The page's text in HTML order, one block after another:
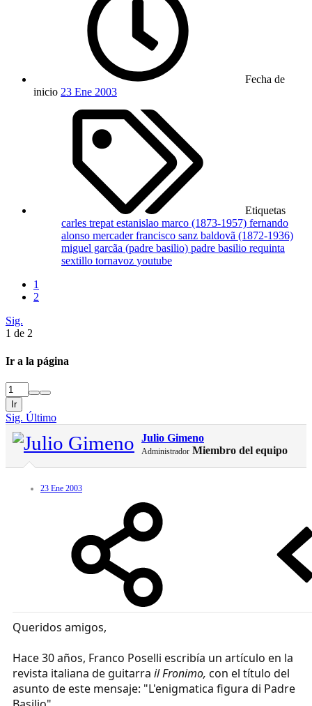
Fecha de
inicio 23 Ene 2003
Etiquetas
carles trepat estanislao marco (1873-1957) fernando
alonso mercaderfrancisco sanz baldovã­ (1872-1936)
miguel garcã­a (padre basilio) padre basilio requinta
sextillo tornavoz youtube
1
2
Sig.
1 de 2
Ir a la página
Ir
Sig. Último
Julio Gimeno
Administrador Miembro del equipo
23 Ene 2003
Queridos amigos,
Hace 30 años, Franco Poselli escribía un artículo en la
revista italiana de guitarra il Fronimo, con el título del
asunto de este mensaje: "L'enigmatica figura di Padre